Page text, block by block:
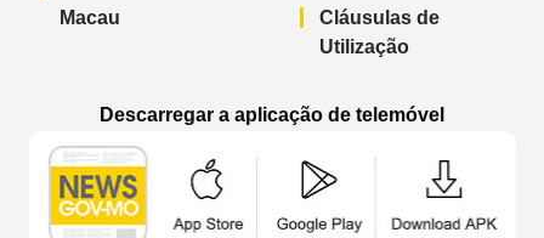
Macau
Cláusulas de
Utilização
Descarregar a aplicação de telemóvel